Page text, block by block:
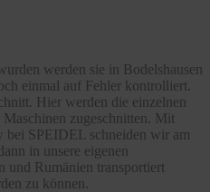
werden sie in Bodelshausen
einmal auf Fehler kontrolliert.
Hier werden die einzelnen
zugeschnitten. Mit
bei SPEIDEL schneiden wir am
in unsere eigenen
und Rumänien transportiert
zu können.